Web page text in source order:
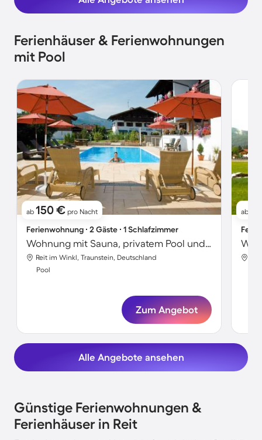
Ferienhäuser & Ferienwohnungen
mit Pool
ab 150 € pro Nacht
Ferienwohnung ∙ 2 Gäste ∙ 1 Schlafzimmer
Wohnung mit Sauna, privatem Pool und Terrasse | Ideal für Homeoffice
Reit im Winkl, Traunstein, Deutschland
Pool
Zum Angebot
ab
Alle Angebote ansehen
Günstige Ferienwohnungen &
Ferienhäuser in Reit